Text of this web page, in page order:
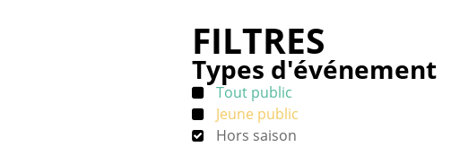
FILTRES
Types d'événement
Tout public
Jeune public
Hors saison